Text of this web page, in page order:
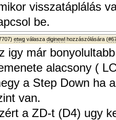
visszatáplálás
be.
etwg válasza diginewl hozzászólására (
igy már
alacsony (
a Step Down ha
van.
a ZD-t (D4) ugy